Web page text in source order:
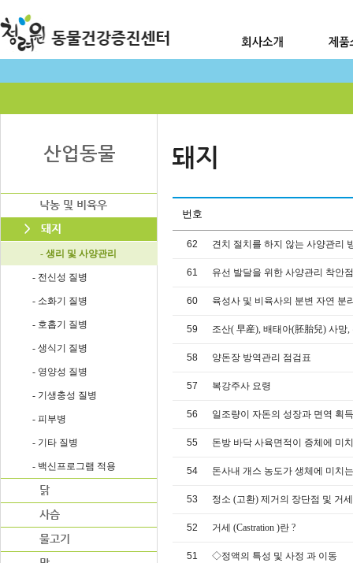
- 생리 및 사양관리
- 전신성 질병
- 소화기 질병
- 호홉기 질병
- 생식기 질병
- 영양성 질병
- 기생충성 질병
- 피부병
- 기타 질병
- 백신프로그램 적용
번호
62 견치 절치를 하지 않는 사양관리
61 유선 발달을 위한 사양관리 착안점
60 육성사 및 비육사의 분변 자연 분
59 조산( 早産), 배태아(胚胎兒) 사망
58 양돈장 방역관리 점검표
57 복강주사 요령
56 일조량이 자돈의 성장과 면역 획
55 돈방 바닥 사육면적이 증체에 미
54 돈사내 개스 농도가 생체에 미치
53 정소 (고환) 제거의 장단점 및 거
52 거세 (Castration )란 ?
51 ◇정액의 특성 및 사정 과 이동